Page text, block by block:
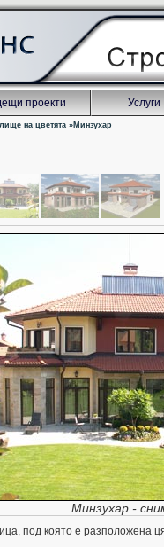
проекти Услуги
на цветята »Минзухар
Минзухар -
под която е разположена